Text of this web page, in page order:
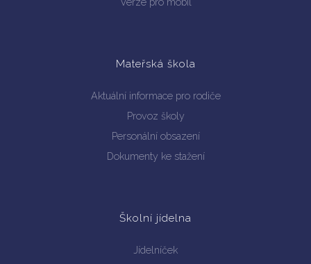
Mateřská škola
Aktuální informace pro rodiče
Provoz školy
Personální obsazení
Dokumenty ke stažení
Školní jídelna
Jídelníček